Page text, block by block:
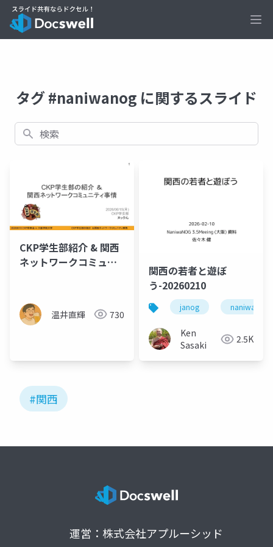
タグ #naniwanog に関するスライド
検索
CKP学生部紹介 & 関西
ネットワークコミュニ
温井直輝 730
関西の若者と遊ぼ
う-20260210
janog naniwanog
Ken
Sasaki
2.5K
#関西
運営：株式会社アプルーシッド